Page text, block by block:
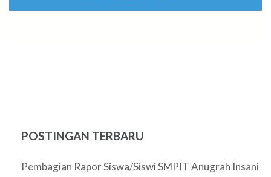
POSTINGAN TERBARU
Pembagian Rapor Siswa/Siswi SMPIT Anugrah Insani